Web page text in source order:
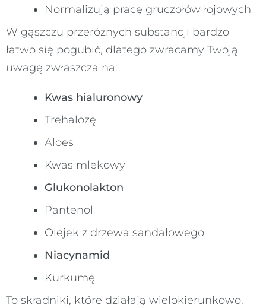
Normalizują pracę gruczołów łojowych
W gąszczu przeróżnych substancji bardzo
łatwo się pogubić, dlatego zwracamy Twoją
uwagę zwłaszcza na:
Kwas hialuronowy
Trehalozę
Aloes
Kwas mlekowy
Glukonolakton
Pantenol
Olejek z drzewa sandałowego
Niacynamid
Kurkumę
To składniki, które działają wielokierunkowo.